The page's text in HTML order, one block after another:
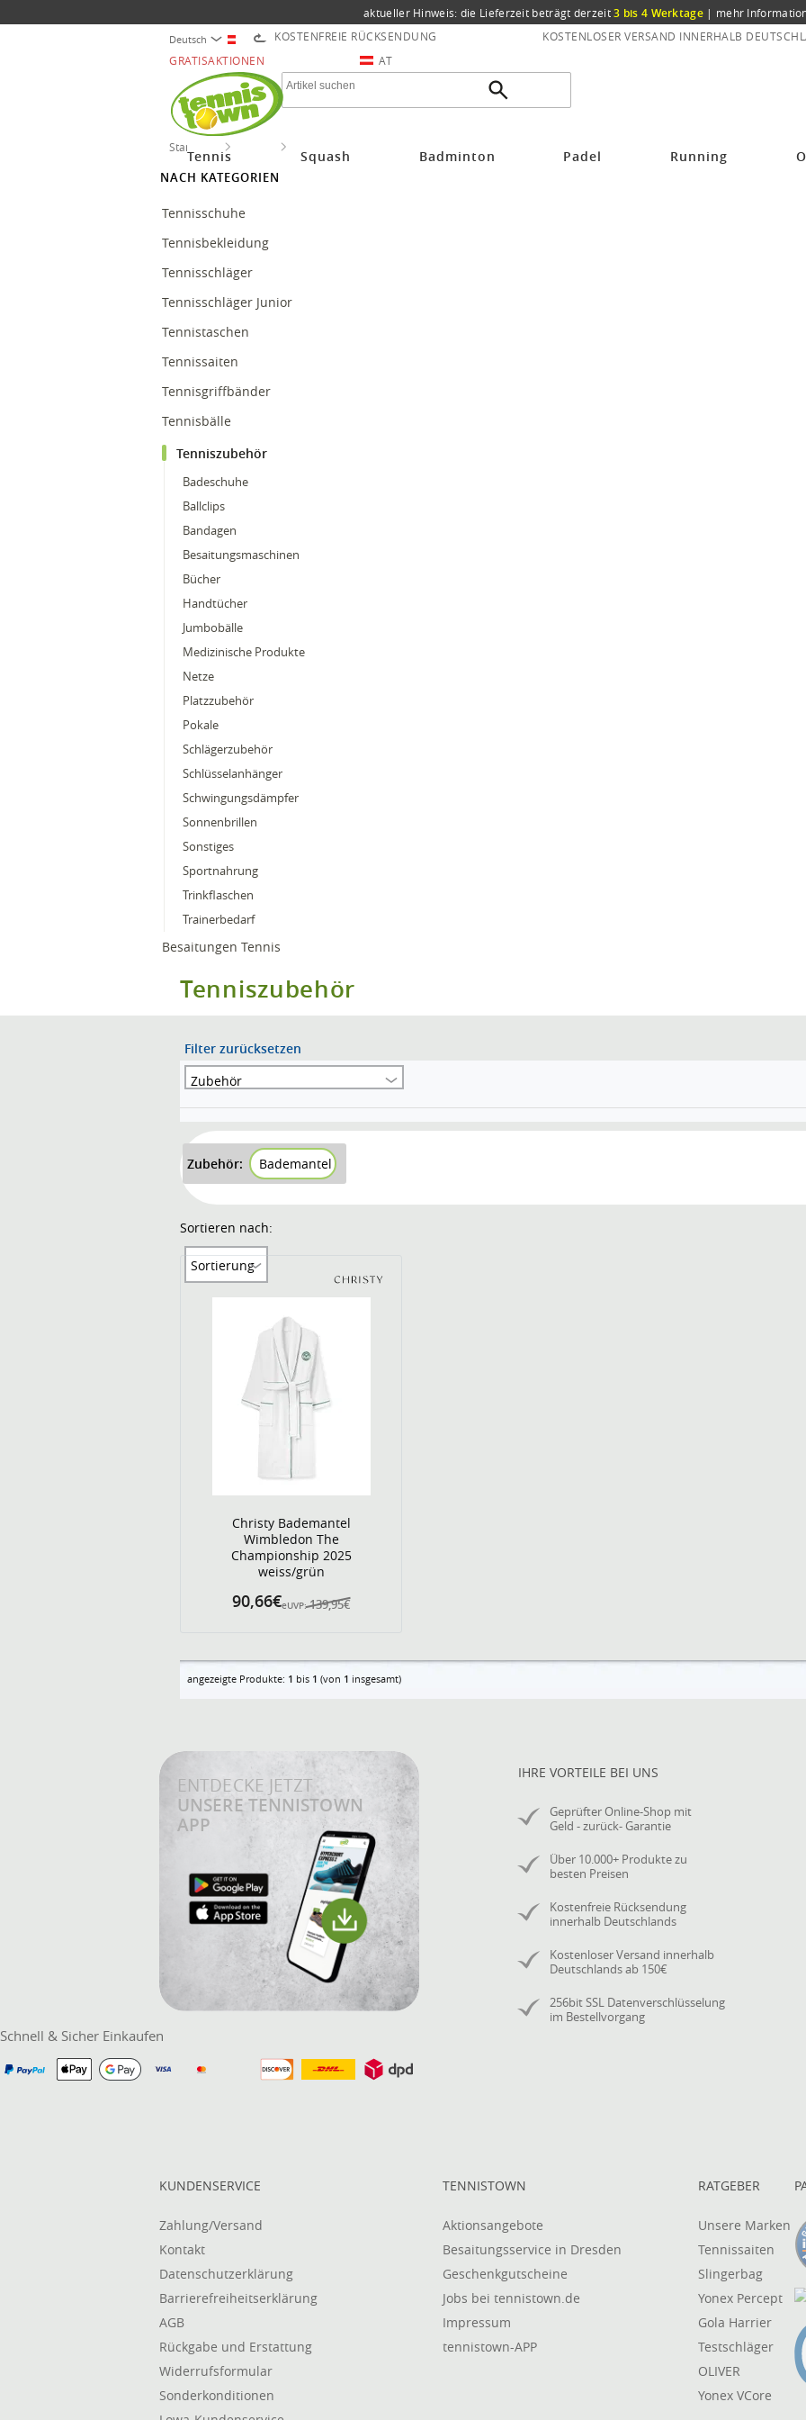
aktueller Hinweis: die Lieferzeit beträgt derzeit3 bis 4 Werktage | mehr
Deutsch KOSTENFREIE RÜCKSENDUNG
KOSTENLOSER VERSAND INNERHALB
GRATISAKTIONEN
AT
Tennis Squash Badminton Padel Running
Startseite
NACH KATEGORIEN
Tennisschuhe
Tennisbekleidung
Tennisschläger
Tennisschläger Junior
Tennistaschen
Tennissaiten
Tennisgriffbänder
Tennisbälle
Tenniszubehör
Badeschuhe
Ballclips
Bandagen
Besaitungsmaschinen
Bücher
Handtücher
Jumbobälle
Medizinische Produkte
Netze
Platzzubehör
Pokale
Schlägerzubehör
Schlüsselanhänger
Schwingungsdämpfer
Sonnenbrillen
Sonstiges
Sportnahrung
Trinkflaschen
Trainerbedarf
Besaitungen Tennis
Tenniszubehör
Filter zurücksetzen
Zubehör
Zubehör: Bademantel
Sortieren nach:
Sortierung
Christy Bademantel
Wimbledon The
Championship 2025
weiss/grün
eUVP: 139,95€
90,66€
angezeigte Produkte: 1 bis 1 (von 1 insgesamt)
ENTDECKE JETZT
UNSERE TENNISTOWN
APP
IHRE VORTEILE BEI UNS
Geprüfter Online-Shop mit
Geld - zurück- Garantie
Über 10.000+ Produkte zu
besten Preisen
Kostenfreie Rücksendung
innerhalb Deutschlands
Kostenloser Versand innerhalb
Deutschlands ab 150€
256bit SSL Datenverschlüsselung
im Bestellvorgang
Schnell & Sicher Einkaufen
KUNDENSERVICE
Zahlung/Versand
Kontakt
Datenschutzerklärung
Barrierefreiheitserklärung
AGB
Rückgabe und Erstattung
Widerrufsformular
Sonderkonditionen
TENNISTOWN
Aktionsangebote
Besaitungsservice in Dresden
Geschenkgutscheine
Jobs bei tennistown.de
Impressum
tennistown-APP
RATGEBER
Unsere Marken
Tennissaiten
Slingerbag
Yonex Percept
Gola Harrier
Testschläger
OLIVER
Yonex VCore